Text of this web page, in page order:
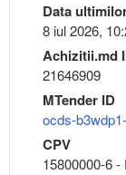
Data
8 iul 2026,
Achizitii.md
21646909
MTender ID
ocds-
CPV
15800000-6